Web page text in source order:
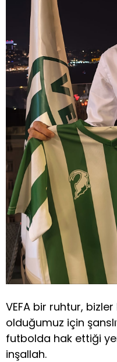
VEFA bir ruhtur,
olduğumuz için
futbolda hak ettiği
inşallah.